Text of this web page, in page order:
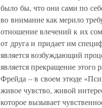
было бы, что они сами по
во внимание как мерило
отношение влечений к их
от друга и придает им
является возбуждающий
является прекращение
Фрейда – в своем этюде
живое чувство, живой
которое вызывает